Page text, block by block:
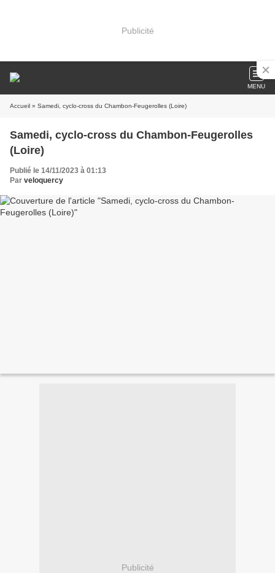
Publicité
MENU
Accueil » Samedi, cyclo-cross du Chambon-Feugerolles (Loire)
Samedi, cyclo-cross du Chambon-Feugerolles
(Loire)
Publié le 14/11/2023 à 01:13
Par veloquercy
Publicité